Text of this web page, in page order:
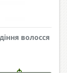
волосся